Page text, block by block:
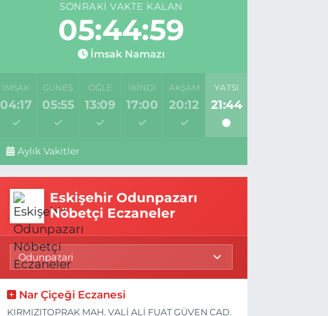
SONRAKI VAKTE KALAN
05:44:58
İmsak Namazı
İMSAK
04:17
GÜNEŞ
05:55
ÖĞLE
13:09
İKINDI
17:00
AKŞAM
20:12
YATSI
21:44
Aylık Vakitler
Eskişehir Odunpazarı
Nöbetçi Eczaneler
Nar Çiçeği Eczanesi
KIRMIZITOPRAK MAH. VALİ ALİ FUAT GÜVEN CAD.